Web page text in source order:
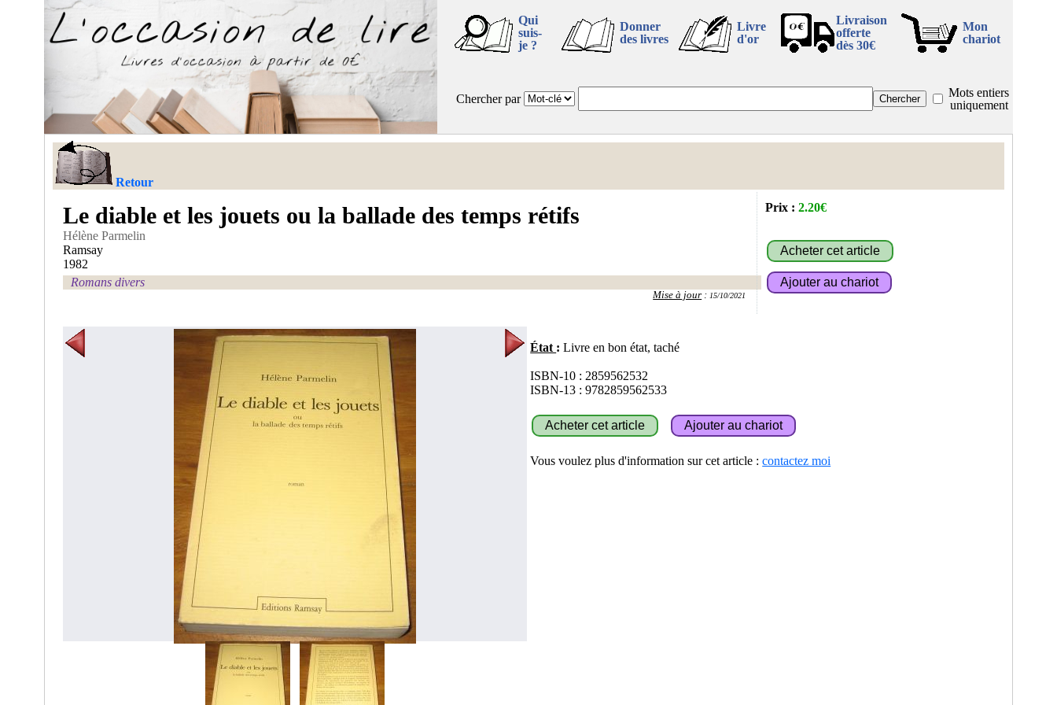
Qui
suis-
je ?
Donner
des livres
Livre
d'or
Livraison
offerte
dès 30€
Mon
chariot
Chercher par
Mots entiers
uniquement
Retour
Le diable et les jouets ou la ballade des temps rétifs
Hélène Parmelin
Ramsay
1982
Romans divers
Mise à jour :15/10/2021
Prix : 2.20€
État : Livre en bon état, taché
ISBN-10 : 2859562532
ISBN-13 : 9782859562533
Vous voulez plus d'information sur cet article :contactez moi